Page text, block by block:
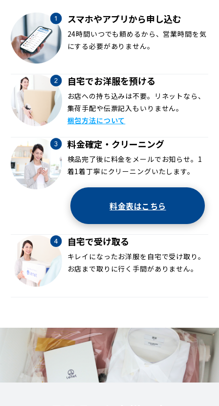
スマホやアプリから申し込む
24時間いつでも頼めるから、営業時間を気
にする必要がありません。
自宅でお洋服を預ける
お店への持ち込みは不要。リネットなら、
集荷手配や伝票記入もいりません。
梱包方法について
料金確定・クリーニング
検品完了後に料金をメールでお知らせ。1
着1着丁寧にクリーニングいたします。
料金表はこちら
自宅で受け取る
キレイになったお洋服を自宅で受け取り。
お店まで取りに行く手間がありません。